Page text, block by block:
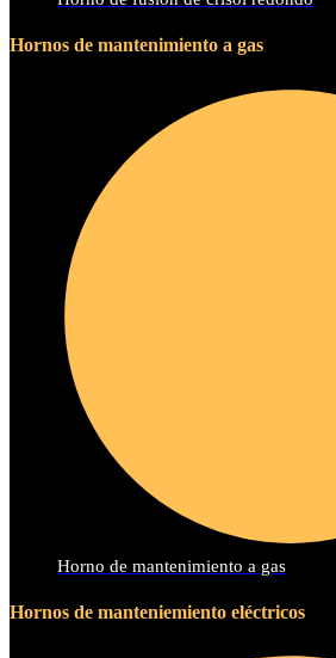
Hornos de mantenimiento a gas
Horno de mantenimiento a gas
Hornos de manteniemiento eléctricos